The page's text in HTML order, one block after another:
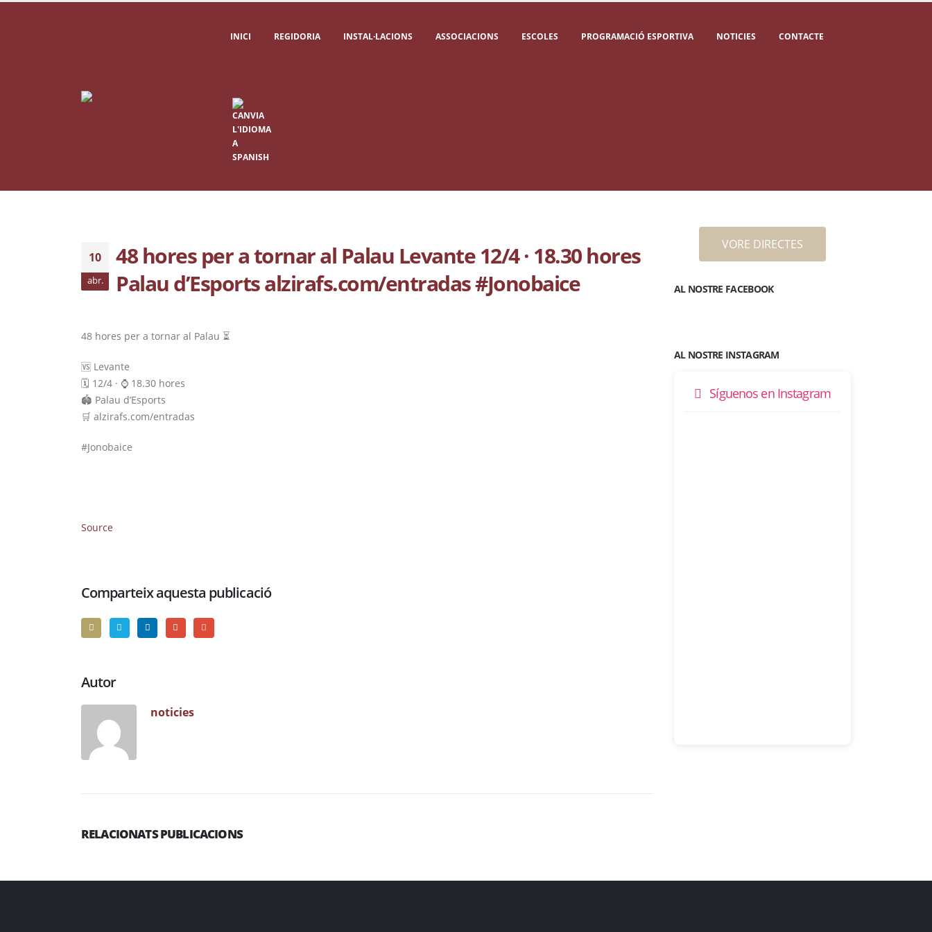
INICI REGIDORIA INSTAL·LACIONS ASSOCIACIONS ESCOLES PROGRAMACIÓ ESPORTIVA NOTICIES CONTACTE
10
abr.
48 hores per a tornar al Palau Levante 12/4 · 18.30 hores
Palau d’Esports alzirafs.com/entradas #Jonobaice
48 hores per a tornar al Palau ⏳
🆚 Levante
🗓️ 12/4 · ⌚️ 18.30 hores
🏟️ Palau d’Esports
🛒 alzirafs.com/entradas
#Jonobaice
Source
Comparteix aquesta publicació
Autor
noticies
RELACIONATS PUBLICACIONS
VORE DIRECTES
AL NOSTRE FACEBOOK
AL NOSTRE INSTAGRAM
Síguenos en Instagram